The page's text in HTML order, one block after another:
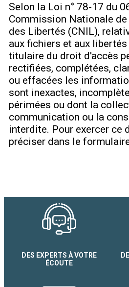
Selon la Loi n° 78-17 du
Commission Nationale
des Libertés (CNIL),
aux fichiers et aux
titulaire du droit d'accès
rectifiées, complétées,
ou effacées les
sont inexactes,
périmées ou dont la
communication ou la
interdite. Pour exercer ce
préciser dans le
DES EXPERTS À VOTRE
ÉCOUTE